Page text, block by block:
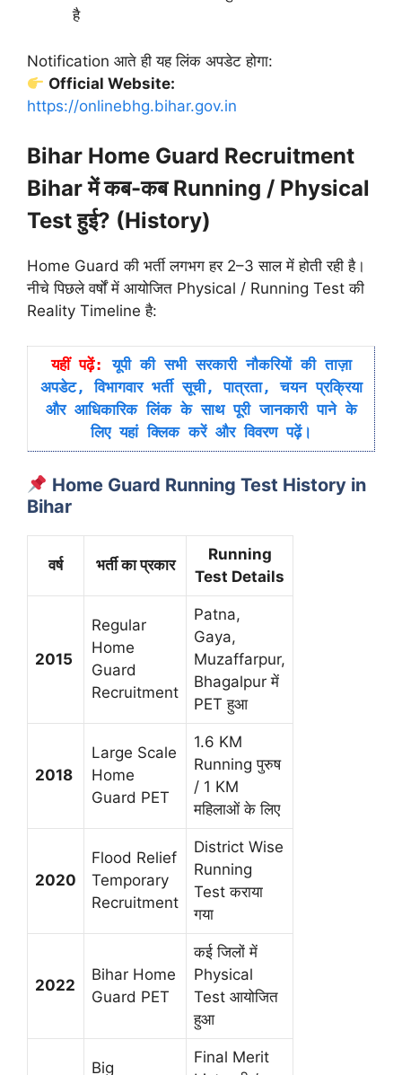
है
Notification आते ही यह लिंक अपडेट होगा:
Official Website:
https://onlinebhg.bihar.gov.in
Bihar Home Guard Recruitment
Bihar में कब-कब Running / Physical
Test हुई? (History)
Home Guard की भर्ती लगभग हर 2–3 साल में होती रही है।
नीचे पिछले वर्षों में आयोजित Physical / Running Test की
Reality Timeline है:
यहीं पढ़ें: यूपी की सभी सरकारी नौकरियों की ताज़ा
अपडेट, विभागवार भर्ती सूची, पात्रता, चयन प्रक्रिया
और आधिकारिक लिंक के साथ पूरी जानकारी पाने के
लिए यहां क्लिक करें और विवरण पढ़ें।
Home Guard Running Test History in
Bihar
वर्ष भर्ती का प्रकार
Running
Test Details
2015
Regular
Home
Guard
Recruitment
Patna,
Gaya,
Muzaffarpur,
Bhagalpur में
PET हुआ
2018
Large Scale
Home
Guard PET
1.6 KM
Running पुरुष
/ 1 KM
महिलाओं के लिए
2020
Flood Relief
Temporary
Recruitment
District Wise
Running
Test कराया
गया
2022
Bihar Home
Guard PET
कई जिलों में
Physical
Test आयोजित
हुआ
Big
Final Merit